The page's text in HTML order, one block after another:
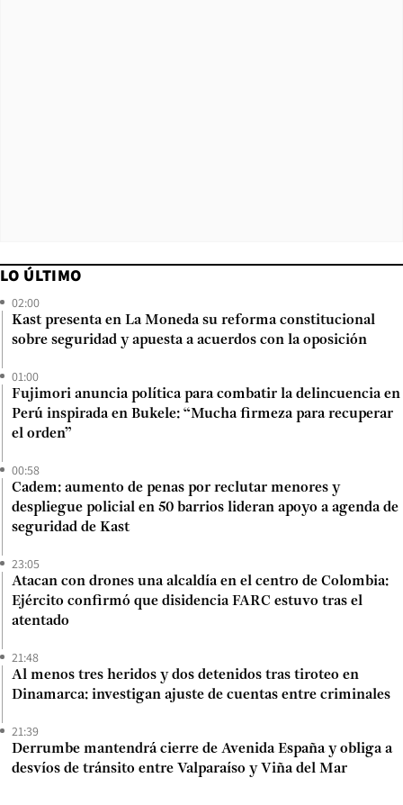
LO ÚLTIMO
02:00
Kast presenta en La Moneda su reforma constitucional
sobre seguridad y apuesta a acuerdos con la oposición
01:00
Fujimori anuncia política para combatir la delincuencia en
Perú inspirada en Bukele: “Mucha firmeza para recuperar
el orden”
00:58
Cadem: aumento de penas por reclutar menores y
despliegue policial en 50 barrios lideran apoyo a agenda de
seguridad de Kast
23:05
Atacan con drones una alcaldía en el centro de Colombia:
Ejército confirmó que disidencia FARC estuvo tras el
atentado
21:48
Al menos tres heridos y dos detenidos tras tiroteo en
Dinamarca: investigan ajuste de cuentas entre criminales
21:39
Derrumbe mantendrá cierre de Avenida España y obliga a
desvíos de tránsito entre Valparaíso y Viña del Mar